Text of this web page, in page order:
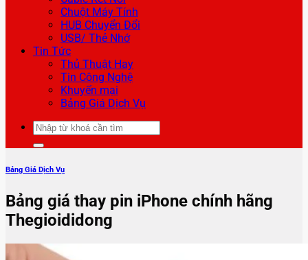
Chuột Máy Tính
HUB Chuyển Đổi
USB/ Thẻ Nhớ
Tin Tức
Thủ Thuật Hay
Tin Công Nghệ
Khuyến mại
Bảng Giá Dịch Vụ
Tìm
kiếm:
Bảng Giá Dịch Vụ
Bảng giá thay pin iPhone chính hãng
Thegioididong